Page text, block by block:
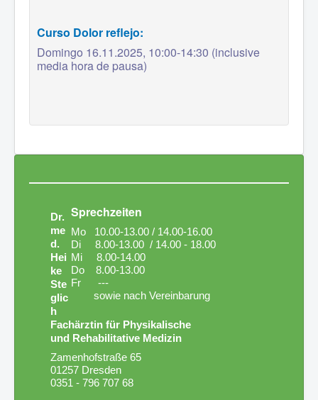
Curso Dolor reflejo:
Domingo 16.11.2025, 10:00-14:30 (inclusive
media hora de pausa)
Sprechzeiten
Mo 10.00-13.00 / 14.00-16.00
Di 8.00-13.00 / 14.00 - 18.00
Mi 8.00-14.00
Do 8.00-13.00
Fr ---
sowie nach Vereinbarung
Dr.
me
d.
Hei
ke
Ste
glic
h
Fachärztin für Physikalische
und Rehabilitative Medizin
Zamenhofstraße 65
01257 Dresden
0351 - 796 707 68